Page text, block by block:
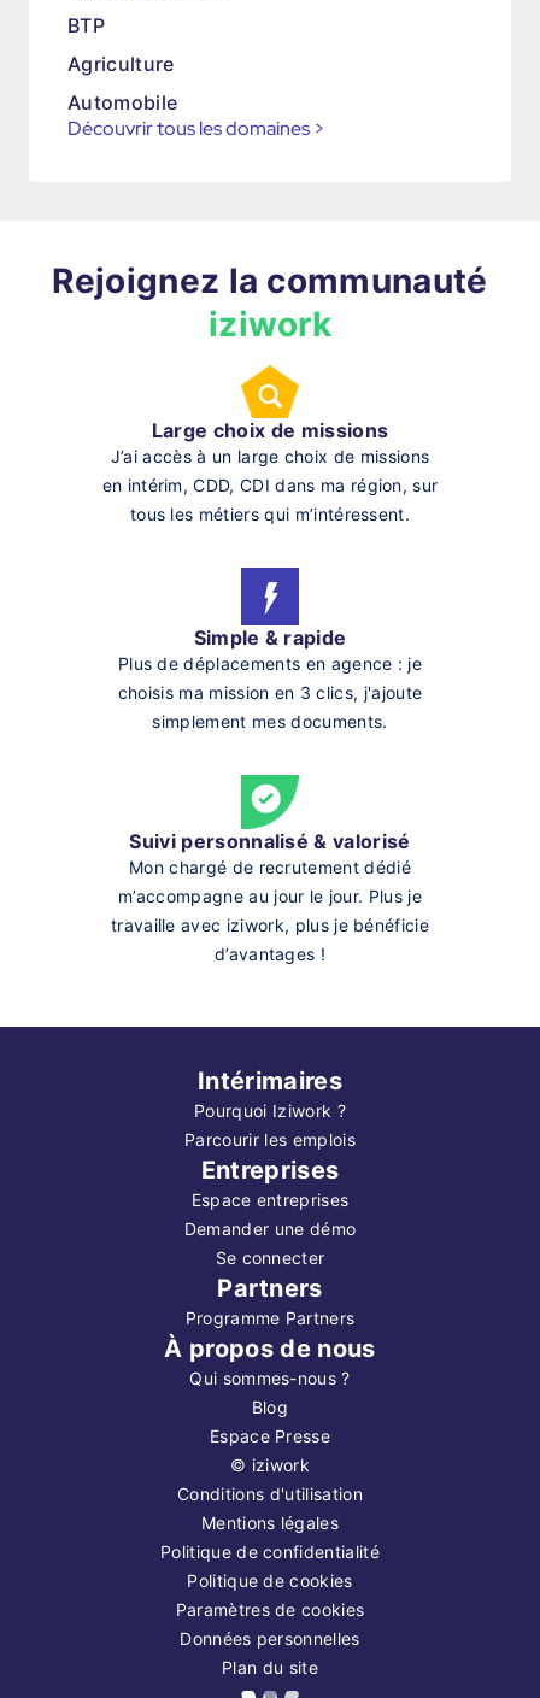
BTP
Agriculture
Automobile
Découvrir tous les domaines >
Rejoignez la communauté
iziwork
Large choix de missions
J’ai accès à un large choix de missions
en intérim, CDD, CDI dans ma région, sur
tous les métiers qui m’intéressent.
Simple & rapide
Plus de déplacements en agence : je
choisis ma mission en 3 clics, j'ajoute
simplement mes documents.
Suivi personnalisé & valorisé
Mon chargé de recrutement dédié
m’accompagne au jour le jour. Plus je
travaille avec iziwork, plus je bénéficie
d’avantages !
Intérimaires
Pourquoi Iziwork ?
Parcourir les emplois
Entreprises
Espace entreprises
Demander une démo
Se connecter
Partners
Programme Partners
À propos de nous
Qui sommes-nous ?
Blog
Espace Presse
© iziwork
Conditions d'utilisation
Mentions légales
Politique de confidentialité
Politique de cookies
Paramètres de cookies
Données personnelles
Plan du site